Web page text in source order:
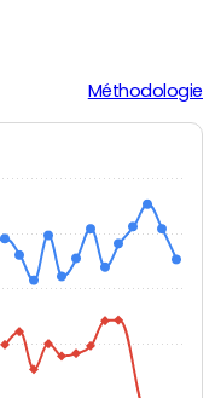
Méthodologie